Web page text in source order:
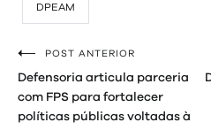
DPEAM
Navegação
de
Post
POST ANTERIOR
Defensoria articula parceria
com FPS para fortalecer
políticas públicas voltadas à